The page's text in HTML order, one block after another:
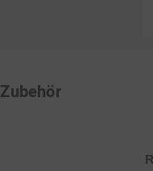
Zubehör